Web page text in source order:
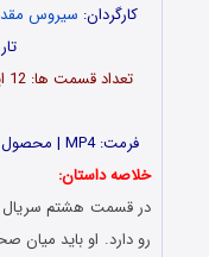
کارگردان: سیروس
فرمت: MP4 | محصول کشور ایران | تهیه کننده: منوچهر محمدی
خلاصه داستان:
در قسمت هشتم سریال
رو دارد. او باید میان